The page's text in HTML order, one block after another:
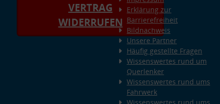
VERTRAG
WIDERRUFEN
Erklärung zur
Barrierefreiheit
Bildnachweis
Unsere Partner
Häufig gestellte Fragen
Wissenswertes rund um
Querlenker
Wissenswertes rund ums
Fahrwerk